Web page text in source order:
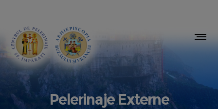
Pelerinaje Externe